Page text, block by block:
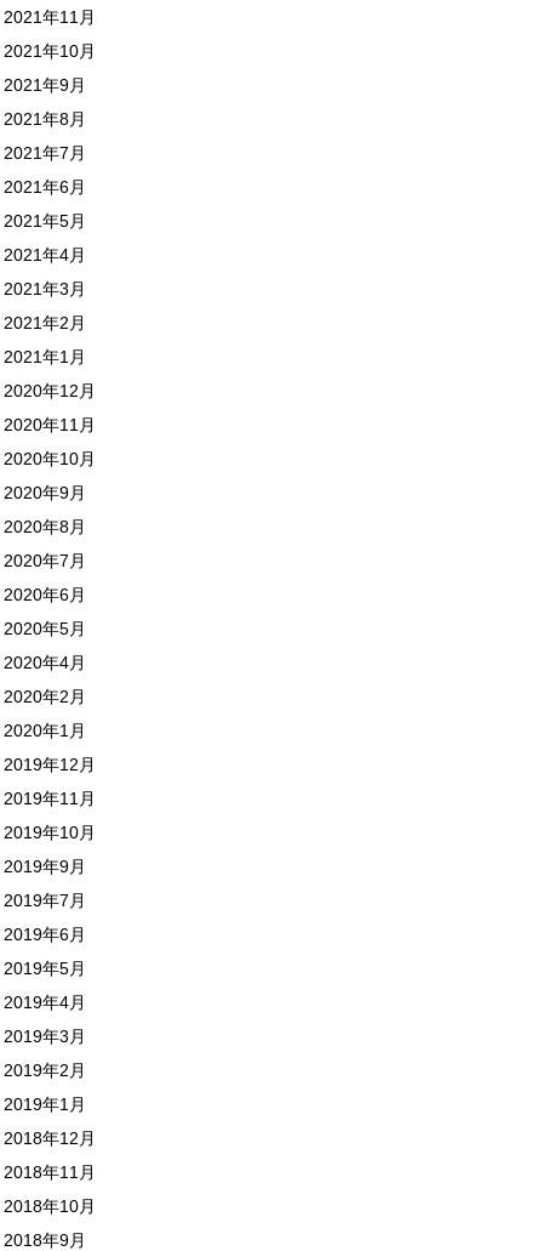
2021年11月
2021年10月
2021年9月
2021年8月
2021年7月
2021年6月
2021年5月
2021年4月
2021年3月
2021年2月
2021年1月
2020年12月
2020年11月
2020年10月
2020年9月
2020年8月
2020年7月
2020年6月
2020年5月
2020年4月
2020年2月
2020年1月
2019年12月
2019年11月
2019年10月
2019年9月
2019年7月
2019年6月
2019年5月
2019年4月
2019年3月
2019年2月
2019年1月
2018年12月
2018年11月
2018年10月
2018年9月